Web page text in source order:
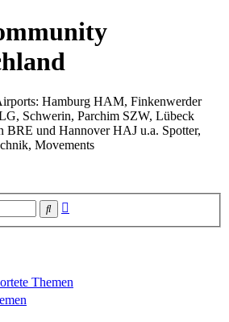
Hamburg HAM, Finkenwerder
Schwerin, Parchim SZW, Lübeck
und Hannover HAJ u.a. Spotter,
Movements
Suche
Themen